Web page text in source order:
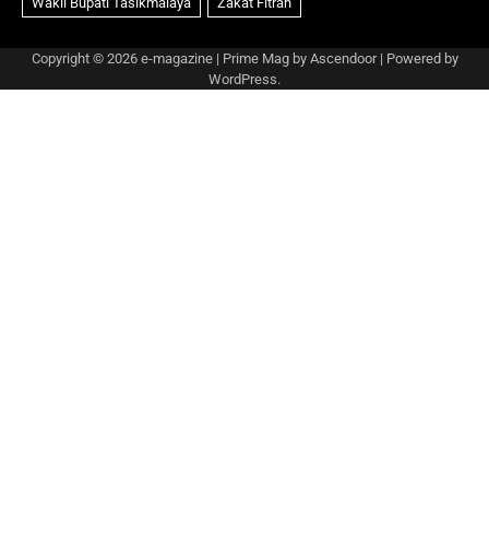
Copyright © 2026 e-magazine| Prime Mag by Ascendoor| Powered by
WordPress.